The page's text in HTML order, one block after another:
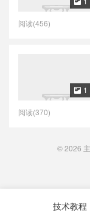
阅读(456)
 1
阅读(370)
© 2026
技术教程